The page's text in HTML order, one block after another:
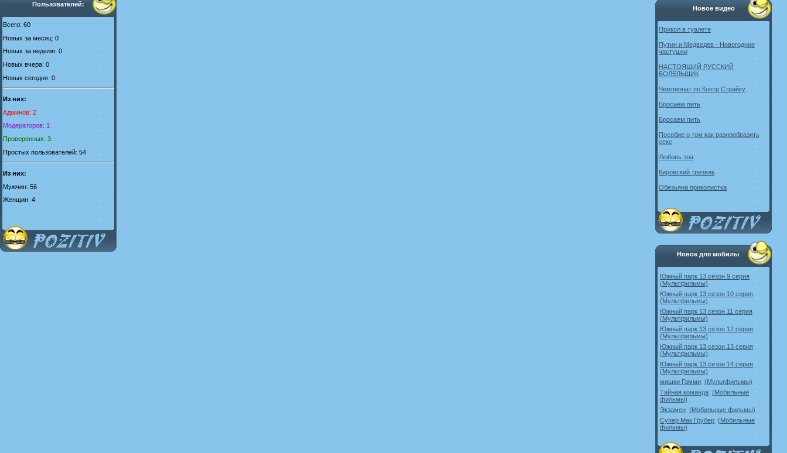
Пользователей:
Всего: 60
Новых за месяц: 0
Новых за неделю: 0
Новых вчера: 0
Новых сегодня: 0
Из них:
Админов: 2
Модераторов: 1
Проверенных: 3
Простых пользователей: 54
Из них:
Мужчин: 56
Женщин: 4
Новое видео
Прикол в туалете
Путин и Медведев - Новогодние
частушки
НАСТОЯЩИЙ РУССКИЙ
БОЛЕЛЬЩИК
Чемпионат по Контр Страйку
Бросаем пить
Бросаем пить
Пособие о том как разнообразить
секс
Любовь зла
Кировский трезвяк
Обезьяна приколистка
Новое для мобилы
Южный парк 13 сезон 9 серия
(Мультфильмы)
Южный парк 13 сезон 10 серия
(Мультфильмы)
Южный парк 13 сезон 11 серия
(Мультфильмы)
Южный парк 13 сезон 12 серия
(Мультфильмы)
Южный парк 13 сезон 13 серия
(Мультфильмы)
Южный парк 13 сезон 14 серия
(Мультфильмы)
мишки Гамми (Мультфильмы)
Тайная команда (Мобильные
фильмы)
Экзамен (Мобильные фильмы)
Супер Мак Грубер (Мобильные
фильмы)